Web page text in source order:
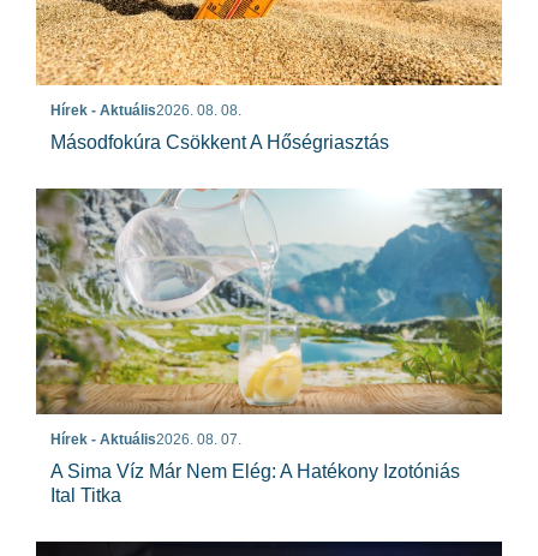
Hírek - Aktuális2026. 08. 08.
Másodfokúra Csökkent A Hőségriasztás
Hírek - Aktuális2026. 08. 07.
A Sima Víz Már Nem Elég: A Hatékony Izotóniás
Ital Titka